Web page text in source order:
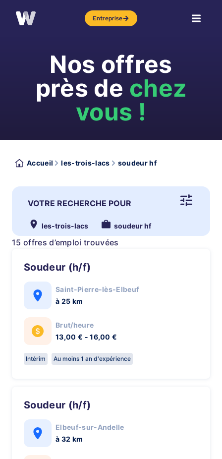
Entreprise
Nos offres
près de chez
vous !
Accueil les-trois-lacs soudeur hf
VOTRE RECHERCHE POUR
les-trois-lacs soudeur hf
15 offres d’emploi trouvées
Soudeur (h/f)
Saint-Pierre-lès-Elbeuf
à 25 km
Brut/heure
13,00 € - 16,00 €
Intérim Au moins 1 an d'expérience
Soudeur (h/f)
Elbeuf-sur-Andelle
à 32 km